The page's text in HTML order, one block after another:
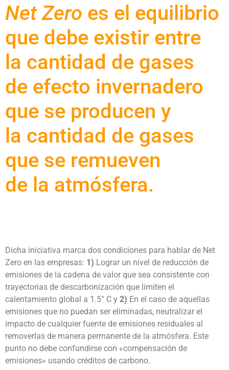
Net Zero es el equilibrio
que debe existir entre
la cantidad de gases
de efecto invernadero
que se producen y
la cantidad de gases
que se remueven
de la atmósfera.
Dicha iniciativa marca dos condiciones para hablar de Net
Zero en las empresas: 1) Lograr un nivel de reducción de
emisiones de la cadena de valor que sea consistente con
trayectorias de descarbonización que limiten el
calentamiento global a 1.5° C y 2) En el caso de aquellas
emisiones que no puedan ser eliminadas, neutralizar el
impacto de cualquier fuente de emisiones residuales al
removerlas de manera permanente de la atmósfera. Este
punto no debe confundirse con «compensación de
emisiones» usando créditos de carbono.